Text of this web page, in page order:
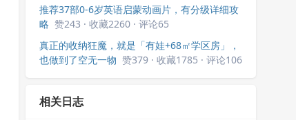
推荐37部0-6岁英语启蒙动画片，有分级详细攻
略 赞243 · 收藏2260 · 评论65
真正的收纳狂魔，就是「有娃+68㎡学区房」，
也做到了空无一物 赞379 · 收藏1785 · 评论106
相关日志